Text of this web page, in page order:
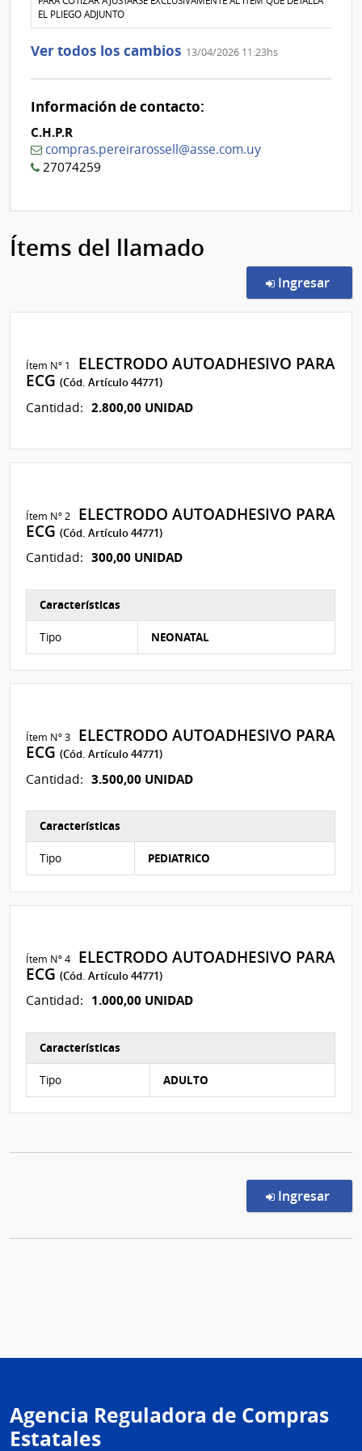
1
EL PLIEGO ADJUNTO
Ver todos los cambios 13/04/2026 11:23hs
Información de contacto:
C.H.P.R
compras.pereirarossell@asse.com.uy
27074259
Ítems del llamado
Ingresar
Ítem Nº 1
ELECTRODO AUTOADHESIVO PARA
ECG(Cód. Artículo 44771)
Cantidad: 2.800,00 UNIDAD
Ítem Nº 2
ELECTRODO AUTOADHESIVO PARA
ECG(Cód. Artículo 44771)
Cantidad: 300,00 UNIDAD
Características
Tipo NEONATAL
Ítem Nº 3
ELECTRODO AUTOADHESIVO PARA
ECG(Cód. Artículo 44771)
Cantidad: 3.500,00 UNIDAD
Características
Tipo PEDIATRICO
Ítem Nº 4
ELECTRODO AUTOADHESIVO PARA
ECG(Cód. Artículo 44771)
Cantidad: 1.000,00 UNIDAD
Características
Tipo ADULTO
Ingresar
Agencia Reguladora de Compras
Estatales